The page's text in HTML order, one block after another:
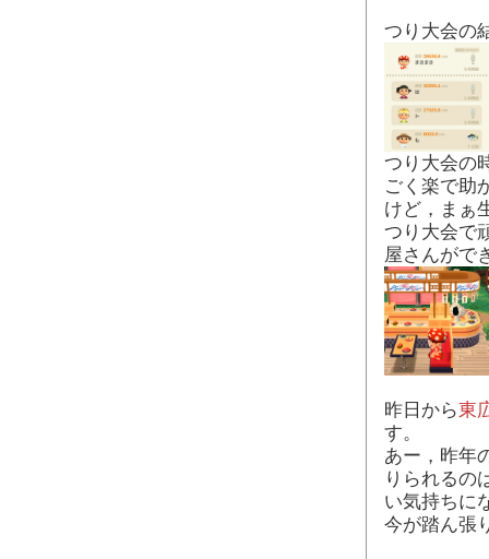
つり大会の
つり大会の
ごく楽で助
けど，まぁ
つり大会で
屋さんがで
昨日から東
す。
あー，昨年
りられるの
い気持ちに
今が踏ん張